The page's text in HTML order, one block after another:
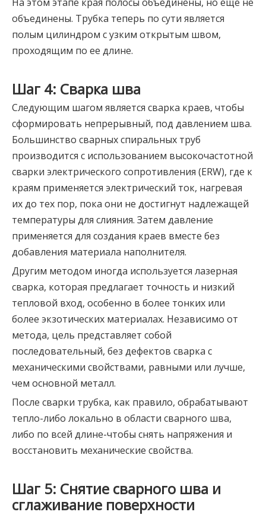
объединены. Трубка теперь по сути является
полым цилиндром с узким открытым швом,
проходящим по ее длине.
Шаг 4: Сварка шва
Следующим шагом является сварка краев, чтобы
сформировать непрерывный, под давлением шва.
Большинство сварных спиральных труб
производится с использованием высокочастотной
сварки электрического сопротивления (ERW), где к
краям применяется электрический ток, нагревая
их до тех пор, пока они не достигнут надлежащей
температуры для слияния. Затем давление
применяется для создания краев вместе без
добавления материала наполнителя.
Другим методом иногда используется лазерная
сварка, которая предлагает точность и низкий
тепловой вход, особенно в более тонких или
более экзотических материалах. Независимо от
метода, цель представляет собой
последовательный, без дефектов сварка с
механическими свойствами, равными или лучше,
чем основной металл.
После сварки трубка, как правило, обрабатывают
тепло-либо локально в области сварного шва,
либо по всей длине-чтобы снять напряжения и
восстановить механические свойства.
Шаг 5: Снятие сварного шва и
сглаживание поверхности